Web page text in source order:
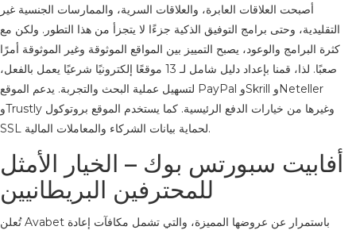
أصبحت العلاقات العابرة، والعلاقات السرية، والممارسات الجنسية غير
التقليدية، وحتى برامج التوفيق الذكية جزءًا لا يتجزأ من هذا التطور. ولكن مع
كثرة البرامج والوعود، يصبح التمييز بين المواقع الموثوقة وغير الموثوقة أمرًا
صعبًا. لذا، قمنا بإعداد دليل شامل لـ 13 موقعًا إلكترونيًا شرعيًا يعمل بالفعل،
لتسهيل عملية البحث والتجربة. يدعم الموقع PayPal وSkrill وNeteller
وTrustly وغيرها من خيارات الدفع الرئيسية. كما يستخدم الموقع بروتوكول
SSL لحماية بيانات الشركاء والمعاملات المالية.
أفابيت سبورتس بوك – الخيار الأمثل
للمحترفين البريطانيين
تُعلن Avabet باستمرار عن عروضها المميزة، والتي تشمل مكافآت إعادة